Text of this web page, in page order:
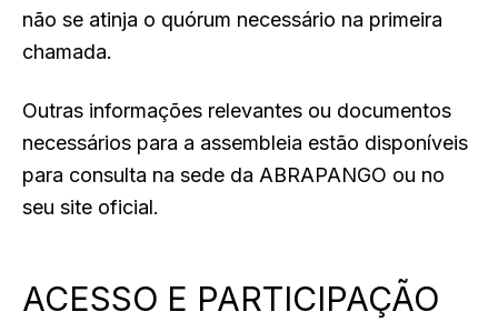
não se atinja o quórum necessário na primeira
chamada.
Outras informações relevantes ou documentos
necessários para a assembleia estão disponíveis
para consulta na sede da ABRAPANGO ou no
seu site oficial.
ACESSO E PARTICIPAÇÃO